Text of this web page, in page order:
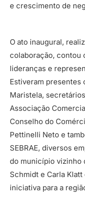
e crescimento de
O ato inaugural,
colaboração, contou
lideranças e
Estiveram
Maristela,
Associação
Conselho do
Pettinelli Neto e
SEBRAE, diversos
do município vizinho
Schmidt e Carla
iniciativa para a